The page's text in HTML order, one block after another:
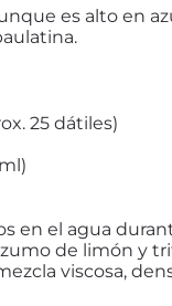
es alto en
25 dátiles)
en el agua
de limón y
viscosa,